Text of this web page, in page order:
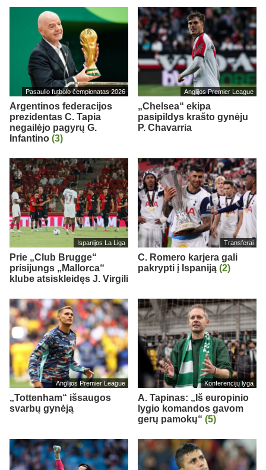
Pasaulio futbolo čempionatas 2026
Argentinos federacijos
prezidentas C. Tapia
negailėjo pagyrų G.
Infantino (3)
Anglijos Premier League
„Chelsea“ ekipa
pasipildys krašto gynėju
P. Chavarria
Ispanijos La Liga
Prie „Club Brugge“
prisijungs „Mallorca“
klube atsiskleidęs J. Virgili
Transferai
C. Romero karjera gali
pakrypti į Ispaniją (2)
Anglijos Premier League
„Tottenham“ išsaugos
svarbų gynėją
Konferencijų lyga
A. Tapinas: „Iš europinio
lygio komandos gavom
gerų pamokų“ (5)